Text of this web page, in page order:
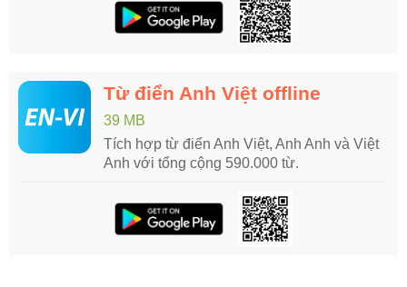
Từ điển Anh Việt offline
39 MB
Tích hợp từ điển Anh Việt, Anh Anh và Việt
Anh với tổng cộng 590.000 từ.